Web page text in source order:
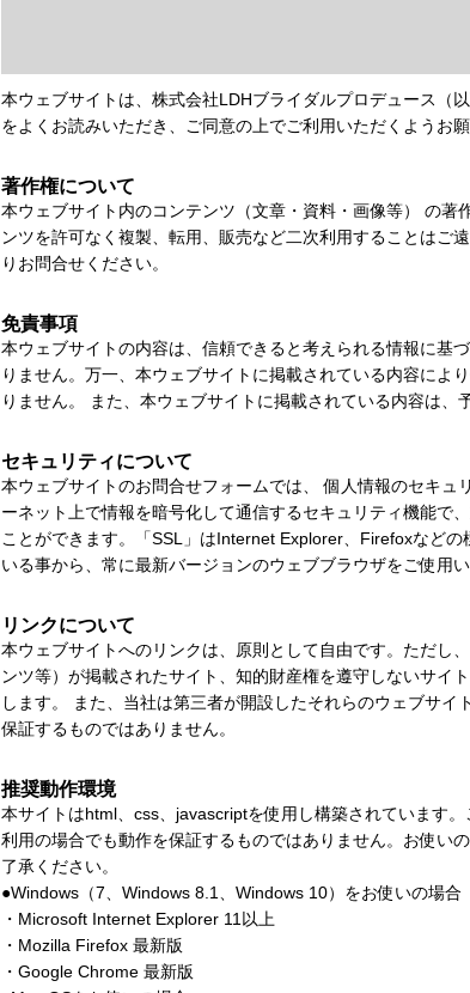
本ウェブサイトは、株式会社LDHブライダルプロデュース（
をよくお読みいただき、ご同意の上でご利用いただくようお願
著作権について
本ウェブサイト内のコンテンツ（文章・資料・画像等） の
ンツを許可なく複製、転用、販売など二次利用することはご
りお問合せください。
免責事項
本ウェブサイトの内容は、信頼できると考えられる情報に基
りません。万一、本ウェブサイトに掲載されている内容によ
りません。 また、本ウェブサイトに掲載されている内容は、
セキュリティについて
本ウェブサイトのお問合せフォームでは、 個人情報のセキ
ーネット上で情報を暗号化して通信するセキュリティ機能で
ことができます。「SSL」はInternet Explorer、Firefoxなど
いる事から、常に最新バージョンのウェブブラウザをご使用
リンクについて
本ウェブサイトへのリンクは、原則として自由です。ただし
ンツ等）が掲載されたサイト、知的財産権を遵守しないサイ
します。 また、当社は第三者が開設したそれらのウェブサ
保証するものではありません。
推奨動作環境
本サイトはhtml、css、javascriptを使用し構築されています
利用の場合でも動作を保証するものではありません。お使い
了承ください。
●Windows（7、Windows 8.1、Windows 10）をお使いの場合
・Microsoft Internet Explorer 11以上
・Mozilla Firefox 最新版
・Google Chrome 最新版